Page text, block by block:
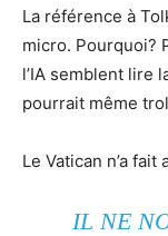
La référence à
micro. Pourquoi?
l’IA semblent lire
pourrait même
Le Vatican n’a
IL NE